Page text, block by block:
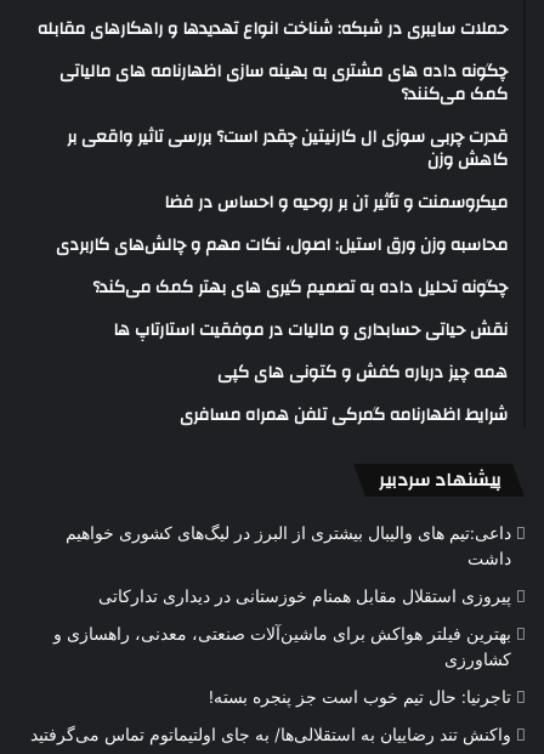
حملات سایبری در شبکه: شناخت انواع تهدیدها و راهکارهای مقابله
چگونه داده های مشتری به بهینه سازی اظهارنامه های مالیاتی
کمک می‌کنند؟
قدرت چربی سوزی ال کارنیتین چقدر است؟ بررسی تاثیر واقعی بر
کاهش وزن
میکروسمنت و تأثیر آن بر روحیه و احساس در فضا
محاسبه وزن ورق استیل: اصول، نکات مهم و چالش‌های کاربردی
چگونه تحلیل داده به تصمیم گیری های بهتر کمک می‌کند؟
نقش حیاتی حسابداری و مالیات در موفقیت استارتاپ ها
همه چیز درباره کفش و کتونی های کپی
شرایط اظهارنامه گمرکی تلفن همراه مسافری
پیشنهاد سردبیر
داعی:تیم های والیبال بیشتری از البرز در لیگ‌های کشوری خواهیم
داشت
پیروزی استقلال مقابل همنام خوزستانی در دیداری تدارکاتی
بهترین فیلتر هواکش برای ماشین‌آلات صنعتی، معدنی، راهسازی و
کشاورزی
تاجرنیا: حال تیم خوب است جز پنجره بسته!
واکنش تند رضاییان به استقلالی‌ها/ به جای اولتیماتوم تماس می‌گرفتید